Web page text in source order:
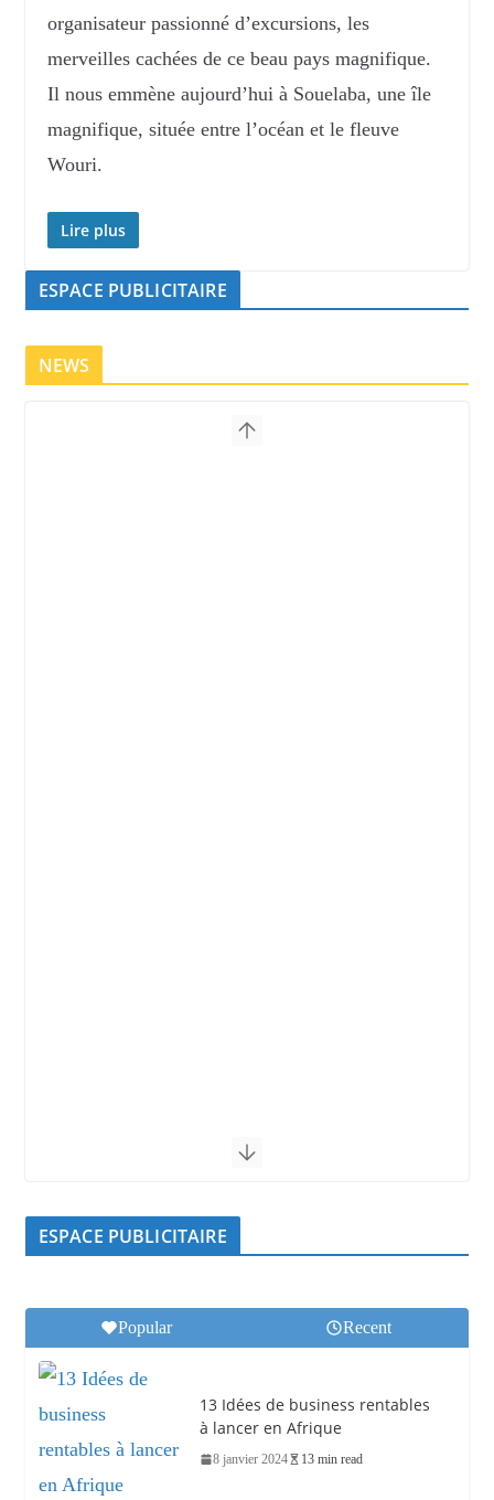
organisateur passionné d’excursions, les
merveilles cachées de ce beau pays magnifique.
Il nous emmène aujourd’hui à Souelaba, une île
magnifique, située entre l’océan et le fleuve
Wouri.
Lire plus
ESPACE PUBLICITAIRE
NEWS
ESPACE PUBLICITAIRE
Popular Recent
13 Idées de business rentables
à lancer en Afrique
8 janvier 2024 13 min read